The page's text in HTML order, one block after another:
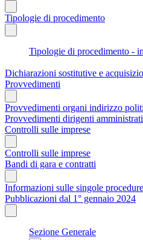
Tipologie di procedimento
Tipologie di procedimento -
Dichiarazioni sostitutive e
Provvedimenti
Provvedimenti organi indirizzo
Provvedimenti dirigenti
Controlli sulle imprese
Controlli sulle imprese
Bandi di gara e contratti
Informazioni sulle singole
Pubblicazioni dal 1° gennaio 2024
Sezione Generale